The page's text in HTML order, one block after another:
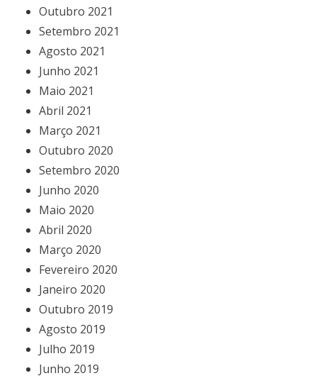
Outubro 2021
Setembro 2021
Agosto 2021
Junho 2021
Maio 2021
Abril 2021
Março 2021
Outubro 2020
Setembro 2020
Junho 2020
Maio 2020
Abril 2020
Março 2020
Fevereiro 2020
Janeiro 2020
Outubro 2019
Agosto 2019
Julho 2019
Junho 2019